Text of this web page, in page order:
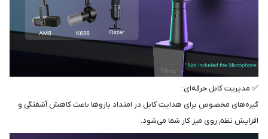
✅ مدیریت کابل حرفه‌ای:
گیره‌های مخصوص برای هدایت کابل در امتداد بازوها باعث کاهش آشفتگی و
افزایش نظم روی میز کار شما می‌شود.